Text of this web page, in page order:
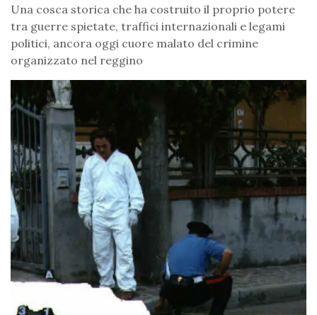
Una cosca storica che ha costruito il proprio potere
tra guerre spietate, traffici internazionali e legami
politici, ancora oggi cuore malato del crimine
organizzato nel reggino